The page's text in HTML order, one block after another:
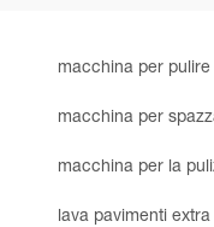
macchina per pulire
macchina per
macchina per la
lava pavimenti